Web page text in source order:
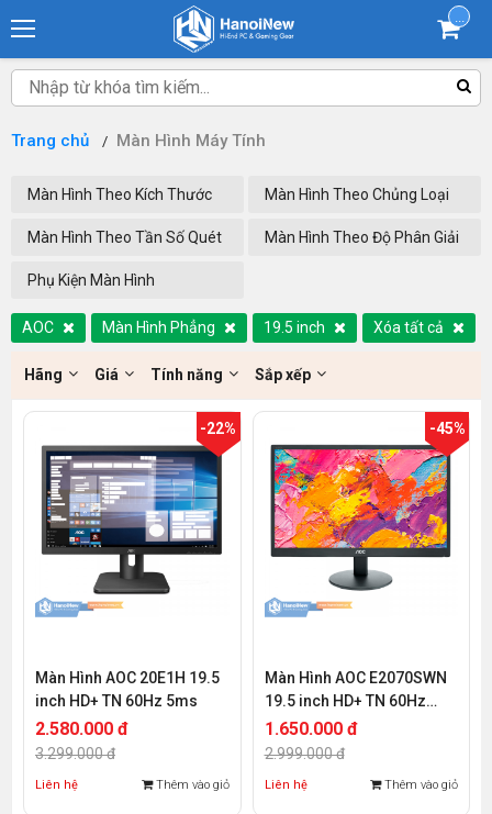
Trang chủ Màn Hình Máy Tính
Màn Hình Theo Kích Thước Màn Hình Theo Chủng Loại
Màn Hình Theo Tần Số Quét Màn Hình Theo Độ Phân Giải
Phụ Kiện Màn Hình
AOC Màn Hình Phẳng 19.5 inch Xóa tất cả
Hãng Giá Tính năng Sắp xếp
-22%
Màn Hình AOC 20E1H 19.5
inch HD+ TN 60Hz 5ms
2.580.000 đ
3.299.000 đ
Liên hệ Thêm vào giỏ
-45%
Màn Hình AOC E2070SWN
19.5 inch HD+ TN 60Hz
5ms
1.650.000 đ
2.999.000 đ
Liên hệ Thêm vào giỏ